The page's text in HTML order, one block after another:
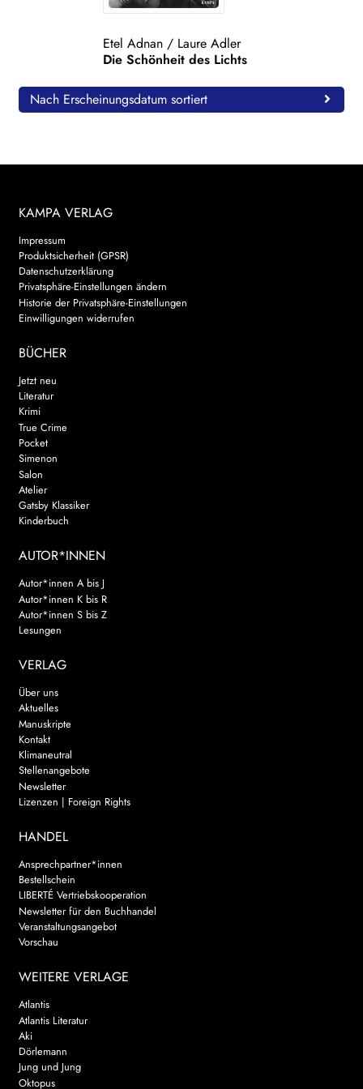
Search:
Etel Adnan / Laure Adler
Die Schönheit des Lichts
Nach Erscheinungsdatum sortiert
KAMPA VERLAG
Impressum
Produktsicherheit (GPSR)
Datenschutzerklärung
Privatsphäre-Einstellungen ändern
Historie der Privatsphäre-Einstellungen
Einwilligungen widerrufen
BÜCHER
Jetzt neu
Literatur
Krimi
True Crime
Pocket
Simenon
Salon
Atelier
Gatsby Klassiker
Kinderbuch
AUTOR*INNEN
Autor*innen A bis J
Autor*innen K bis R
Autor*innen S bis Z
Lesungen
VERLAG
Über uns
Aktuelles
Manuskripte
Kontakt
Klimaneutral
Stellenangebote
Newsletter
Lizenzen | Foreign Rights
HANDEL
Ansprechpartner*innen
Bestellschein
LIBERTÉ Vertriebskooperation
Newsletter für den Buchhandel
Veranstaltungsangebot
Vorschau
WEITERE VERLAGE
Atlantis
Atlantis Literatur
Aki
Dörlemann
Jung und Jung
Oktopus